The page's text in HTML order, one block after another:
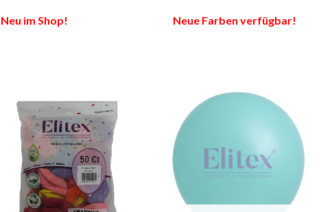
Neu im Shop!
Neue Farben verfügbar!